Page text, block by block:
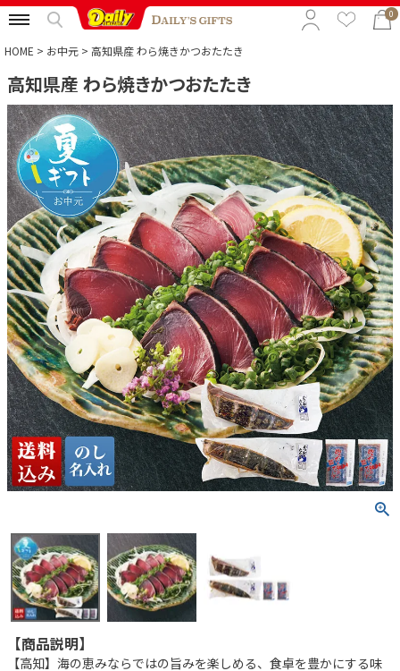
0
特集から選ぶ
予算から選ぶ
カテゴリから選ぶ
贈る相手から選ぶ
HOME お中元 高知県産 わら焼きかつおたたき
高知県産 わら焼きかつおたたき
【商品説明】
【高知】海の恵みならではの旨みを楽しめる、食卓を豊かにする味